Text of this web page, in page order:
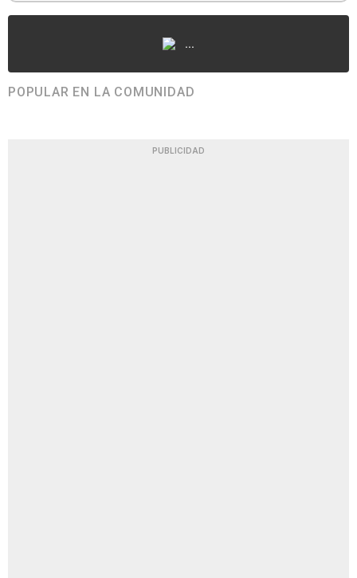
...
POPULAR EN LA COMUNIDAD
PUBLICIDAD